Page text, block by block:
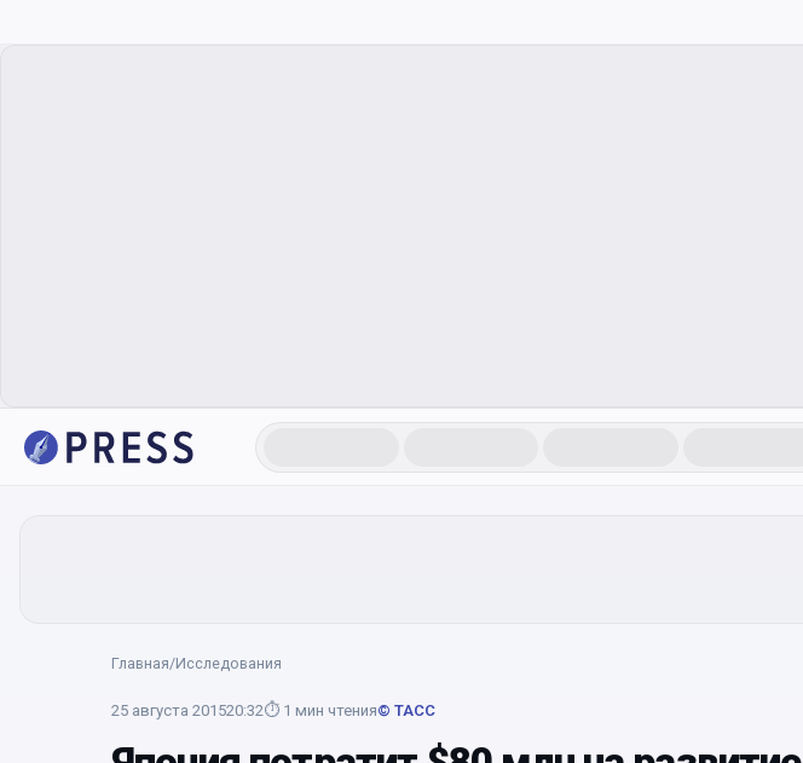
Главная/Исследования
25 августа 201520:32⏱ 1 мин чтения© ТАСС